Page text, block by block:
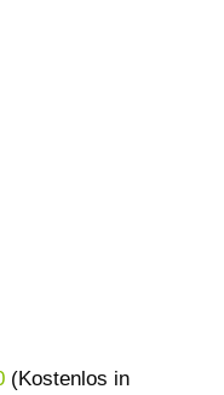
(Kostenlos in